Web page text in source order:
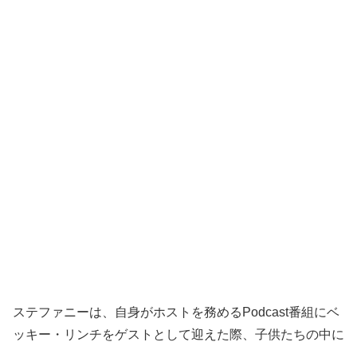
ステファニーは、自身がホストを務めるPodcast番組にベ
ッキー・リンチをゲストとして迎えた際、子供たちの中に